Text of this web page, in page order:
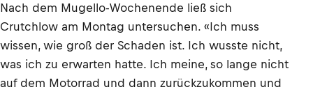
Nach dem Mugello-Wochenende ließ sich
Crutchlow am Montag untersuchen. «Ich muss
wissen, wie groß der Schaden ist. Ich wusste nicht,
was ich zu erwarten hatte. Ich meine, so lange nicht
auf dem Motorrad und dann zurückzukommen und